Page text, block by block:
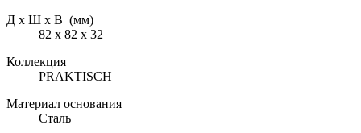
Д х Ш х В (мм)
82 х 82 х 32
Коллекция
PRAKTISCH
Материал основания
Сталь